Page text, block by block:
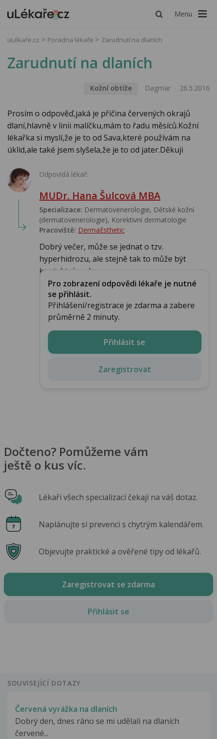
Menu
uLékaře.cz Poradna lékaře Zarudnutí na dlaních
Zarudnutí na dlaních
Kožní obtíže Dagmar 26.5.2016
Prosím o odpověď,jaká je příčina červených okrajů
dlaní,hlavně v linii malíčku,mám to řadu měsíců.Kožní
lékařka si myslí,že je to od Sava,které používám na
úklid,ale také jsem slyšela,že je to od jater.Děkuji
Odpovídá lékař:
MUDr. Hana Šulcová MBA
Specializace: Dermatovenerologie, Dětské kožní
(dermatovenerologie), Korektivní dermatologie
Pracoviště: DermaEsthetic
Dobrý večer, může se jednat o tzv.
hyperhidrozu, ale stejně tak to může být
kontaktní reakc...
Pro zobrazení odpovědi lékaře je nutné
se přihlásit.
Přihlášení/registrace je zdarma a zabere
průměrně 2 minuty.
Přihlásit se
Zaregistrovat
Dočteno? Pomůžeme vám
ještě o kus víc.
Lékaři všech specializací čekají na váš dotaz.
Naplánujte si prevenci s chytrým kalendářem.
Objevujte praktické a ověřené tipy od lékařů.
Zaregistrovat se zdarma
Přihlásit se
SOUVISEJÍCÍ DOTAZY
Červená vyrážka na dlaních
Dobrý den, dnes ráno se mi udělali na dlaních
červené...